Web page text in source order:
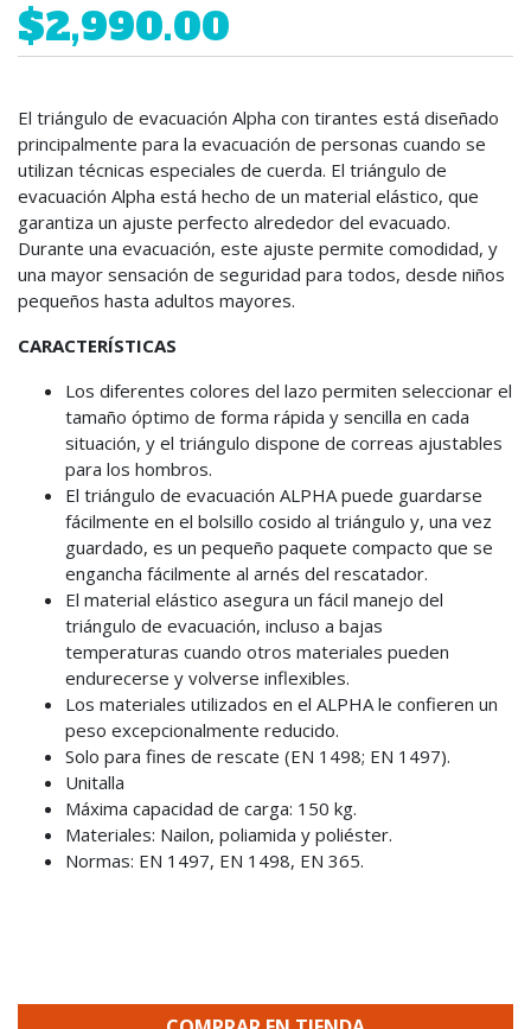
$2,990.00
El triángulo de evacuación Alpha con tirantes está diseñado
principalmente para la evacuación de personas cuando se
utilizan técnicas especiales de cuerda. El triángulo de
evacuación Alpha está hecho de un material elástico, que
garantiza un ajuste perfecto alrededor del evacuado.
Durante una evacuación, este ajuste permite comodidad, y
una mayor sensación de seguridad para todos, desde niños
pequeños hasta adultos mayores.
CARACTERÍSTICAS
Los diferentes colores del lazo permiten seleccionar el
tamaño óptimo de forma rápida y sencilla en cada
situación, y el triángulo dispone de correas ajustables
para los hombros.
El triángulo de evacuación ALPHA puede guardarse
fácilmente en el bolsillo cosido al triángulo y, una vez
guardado, es un pequeño paquete compacto que se
engancha fácilmente al arnés del rescatador.
El material elástico asegura un fácil manejo del
triángulo de evacuación, incluso a bajas
temperaturas cuando otros materiales pueden
endurecerse y volverse inflexibles.
Los materiales utilizados en el ALPHA le confieren un
peso excepcionalmente reducido.
Solo para fines de rescate (EN 1498; EN 1497).
Unitalla
Máxima capacidad de carga: 150 kg.
Materiales: Nailon, poliamida y poliéster.
Normas: EN 1497, EN 1498, EN 365.